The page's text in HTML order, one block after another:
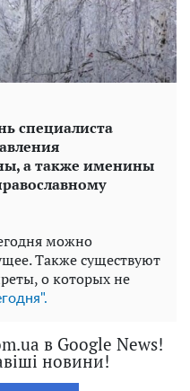
специалиста
а также именины
можно
Также существуют
о которых не
в Google News!
новини!